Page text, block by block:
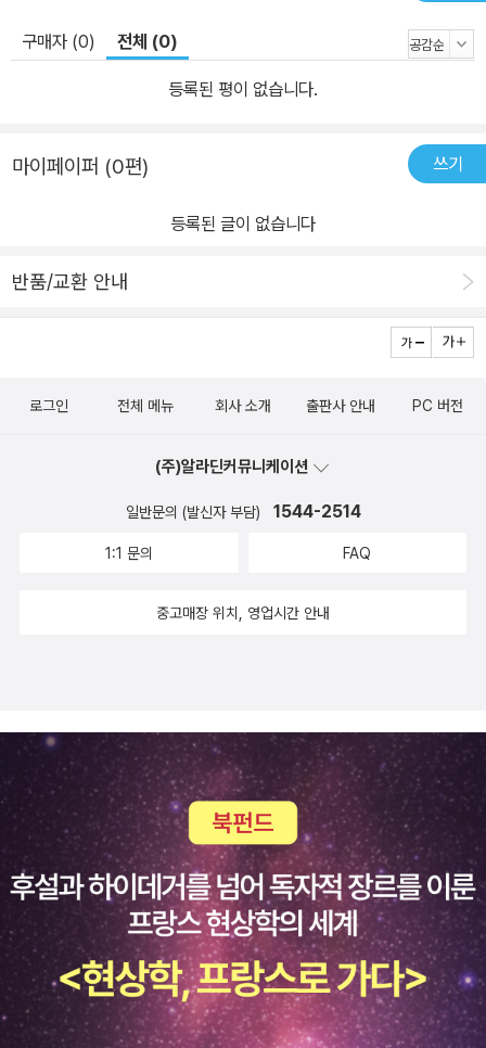
구매자 (0) 전체 (0)
등록된 평이 없습니다.
마이페이퍼 (0편) 쓰기
등록된 글이 없습니다
반품/교환 안내
로그인 전체 메뉴 회사 소개 출판사 안내 PC 버전
(주)알라딘커뮤니케이션
일반문의 (발신자 부담) 1544-2514
1:1 문의 FAQ
중고매장 위치, 영업시간 안내